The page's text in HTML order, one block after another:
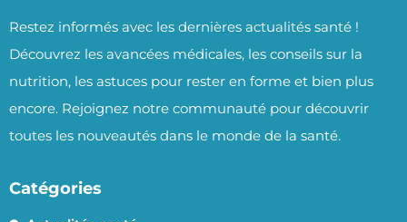
Restez informés avec les dernières actualités santé !
Découvrez les avancées médicales, les conseils sur la
nutrition, les astuces pour rester en forme et bien plus
encore. Rejoignez notre communauté pour découvrir
toutes les nouveautés dans le monde de la santé.
Catégories